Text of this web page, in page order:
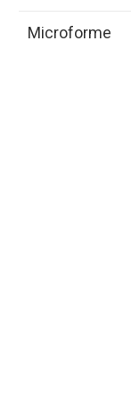
microforme